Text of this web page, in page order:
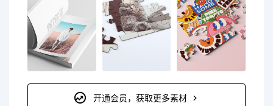
开通会员，获取更多素材